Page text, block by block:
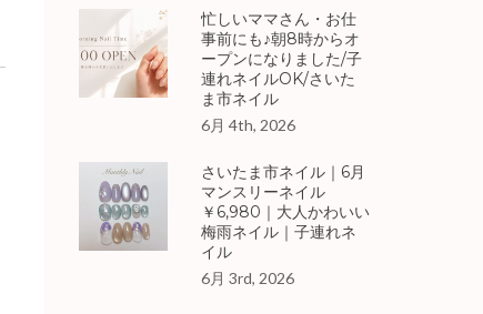
忙しいママさん・お仕
事前にも♪朝8時からオ
ープンになりました/子
連れネイルOK/さいた
ま市ネイル
6月 4th, 2026
さいたま市ネイル｜6月
マンスリーネイル
￥6,980｜大人かわいい
梅雨ネイル｜子連れネ
イル
6月 3rd, 2026